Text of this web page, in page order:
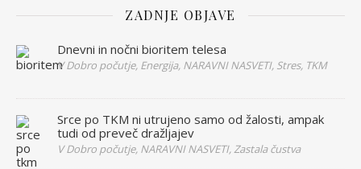
ZADNJE OBJAVE
Dnevni in nočni bioritem telesa
V Dobro počutje, Energija, NARAVNI NASVETI, Stres, TKM
Srce po TKM ni utrujeno samo od žalosti, ampak
tudi od preveč dražljajev
V Dobro počutje, NARAVNI NASVETI, Zastala čustva